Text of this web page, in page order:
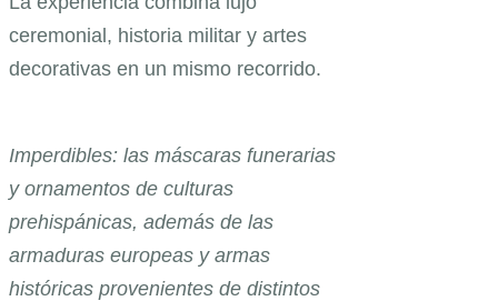
ceremonial, historia militar y artes
decorativas en un mismo recorrido.
Imperdibles: las máscaras funerarias
y ornamentos de culturas
prehispánicas, además de las
armaduras europeas y armas
históricas provenientes de distintos